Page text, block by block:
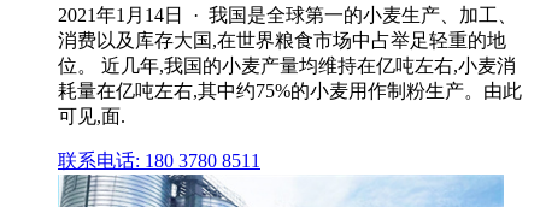
2021年1月14日 · 我国是全球第一的小麦生产、加工、
消费以及库存大国,在世界粮食市场中占举足轻重的地
位。 近几年,我国的小麦产量均维持在亿吨左右,小麦消
耗量在亿吨左右,其中约75%的小麦用作制粉生产。由此
可见,面.
联系电话: 180 3780 8511